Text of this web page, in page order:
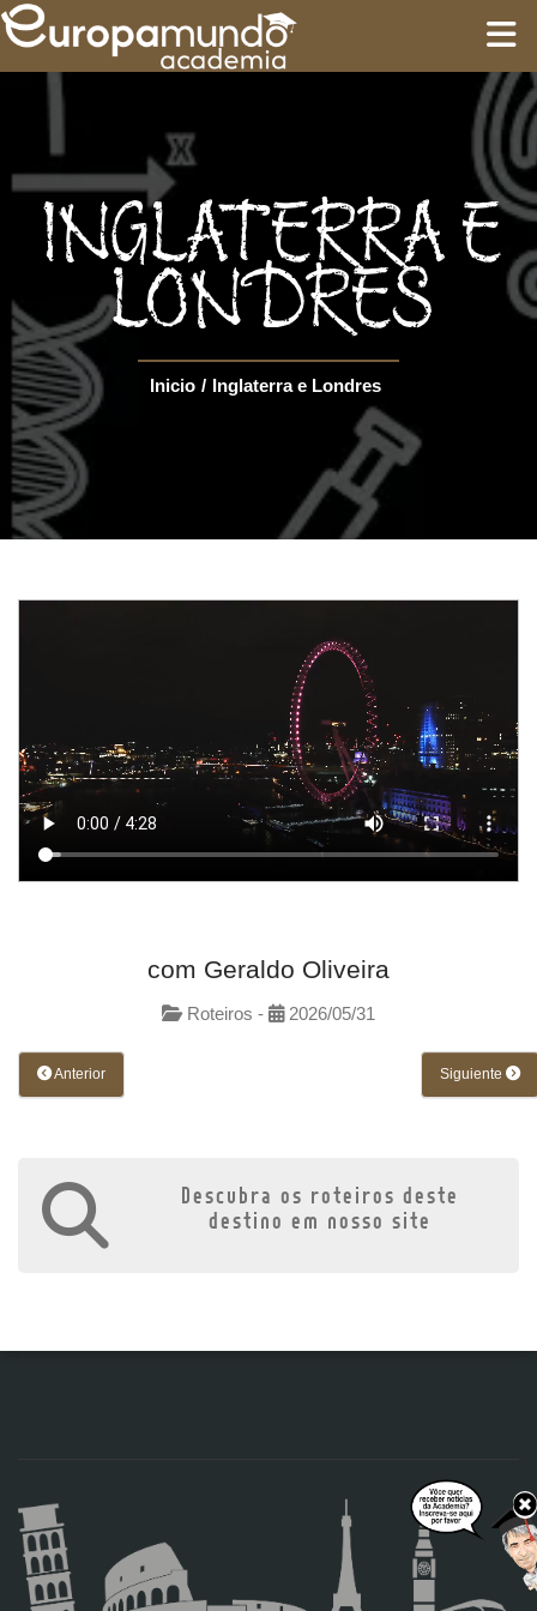
ROTEIROS
INGLATERRA E
LONDRES
Inicio / Inglaterra e Londres
com Geraldo Oliveira
Roteiros - 2026/05/31
Anterior Siguiente
Descubra os roteiros deste
destino em nosso site